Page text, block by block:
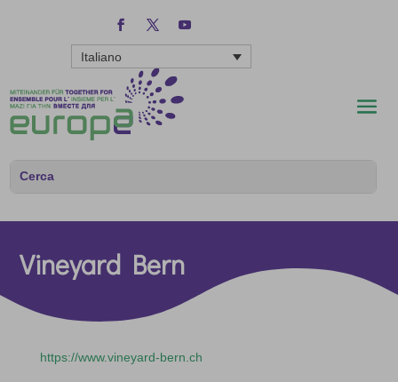
Italiano
Vineyard Bern
https://www.vineyard-bern.ch